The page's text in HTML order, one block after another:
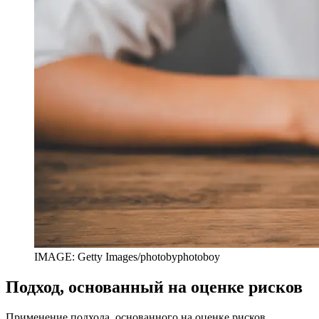
IMAGE: Getty Images/photobyphotoboy
Подход, основанный на оценке рисков